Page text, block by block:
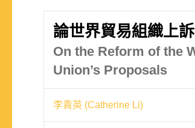
論世界貿易組織上
On the Reform of the
Union’s Proposals
李貴英 (Catherine Li)